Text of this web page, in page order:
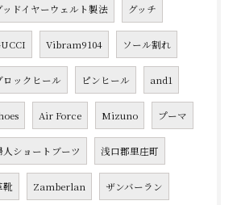
ッドイヤーウェルト製法 グッチ
Vibram9104 ソール割れ
ロックヒール ピンヒール and1
Air Force Mizuno プーマ
人ショートブーツ 浅口郡里庄町
靴 Zamberlan ザンバーラン